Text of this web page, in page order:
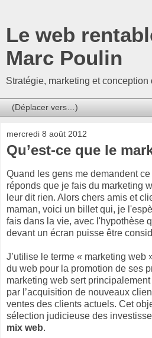
Le web
Marc Poulin
Stratégie, marketing et
mercredi 8 août 2012
Qu’est-ce que le
Quand les gens me demandent
réponds que je fais du marketing
leur dit rien. Alors chers amis et
maman, voici un billet qui, je
fais dans la vie, avec l'hypothèse
devant un écran puisse être
J’utilise le terme « marketing web
du web pour la promotion de ses
marketing web sert
par l’acquisition de nouveaux
ventes des clients actuels. Cet
sélection judicieuse des
mix web.